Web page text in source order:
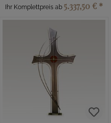
Ihr Komplettpreis ab 5.337,50 € *